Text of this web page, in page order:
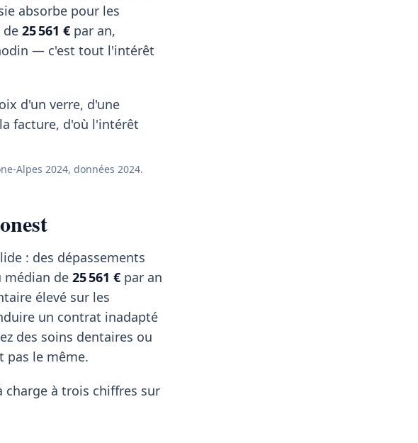
absorbe pour les
de 25 561 € par an,
— c'est tout l'intérêt
d'un verre, d'une
facture, d'où l'intérêt
Alpes 2024, données 2024.
: des dépassements
médian de 25 561 € par an
élevé sur les
un contrat inadapté
des soins dentaires ou
pas le même.
charge à trois chiffres sur